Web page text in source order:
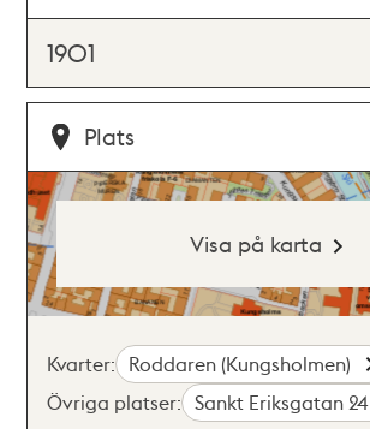
1901
Plats
Visa på karta
Kvarter: Roddaren (Kungsholmen)
Övriga platser: Sankt Eriksgatan 24